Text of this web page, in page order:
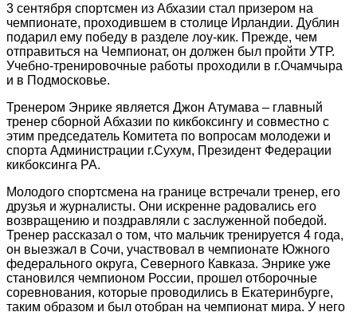
3 сентября спортсмен из Абхазии стал призером на
чемпионате, проходившем в столице Ирландии. Дублин
подарил ему победу в разделе лоу-кик. Прежде, чем
отправиться на Чемпионат, он должен был пройти УТР.
Учебно-тренировочные работы проходили в г.Очамчыра
и в Подмосковье.
Тренером Энрике является Джон Атумава – главный
тренер сборной Абхазии по кикбоксингу и совместно с
этим председатель Комитета по вопросам молодежи и
спорта Администрации г.Сухум, Президент Федерации
кикбоксинга РА.
Молодого спортсмена на границе встречали тренер, его
друзья и журналисты. Они искренне радовались его
возвращению и поздравляли с заслуженной победой.
Тренер рассказал о том, что мальчик тренируется 4 года,
он выезжал в Сочи, участвовал в чемпионате Южного
федерального округа, Северного Кавказа. Энрике уже
становился чемпионом России, прошел отборочные
соревнования, которые проводились в Екатеринбурге,
таким образом и был отобран на чемпионат мира. У него